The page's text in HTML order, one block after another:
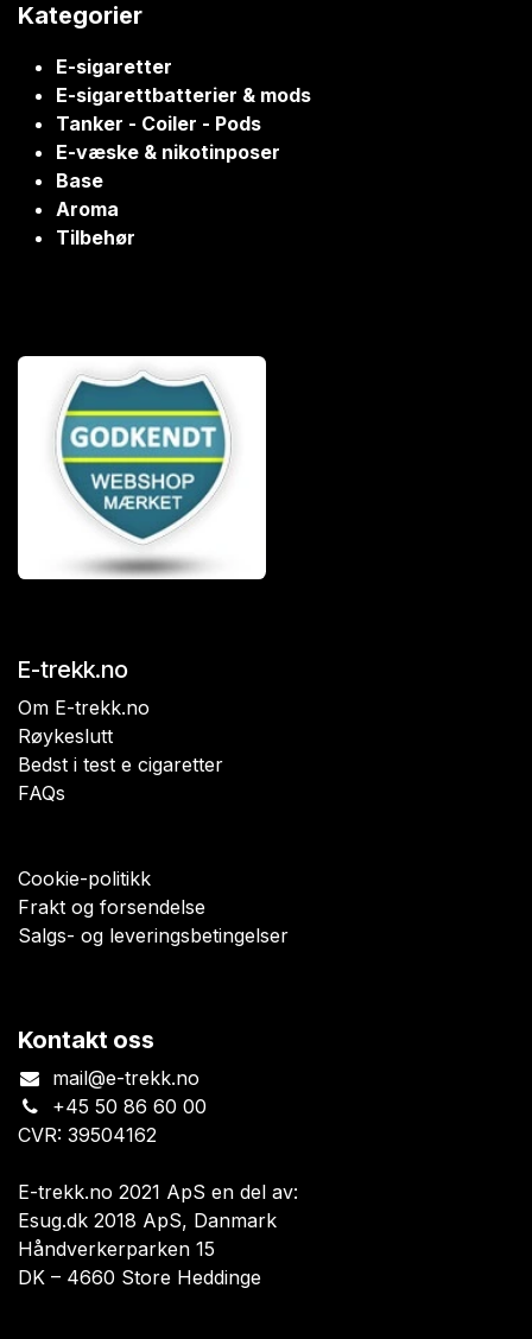
Kategorier
E-sigaretter
E-sigarettbatterier & mods
Tanker - Coiler - Pods
E-væske & nikotinposer
Base
Aroma
Tilbehør
E-trekk.no
Om E-trekk.no
Røykeslutt
Bedst i test e cigaretter
FAQs
Cookie-politikk
Frakt og forsendelse
Salgs- og leveringsbetingelser
Kontakt oss
mail@e-trekk.no
+45 50 86 60 00
CVR: 39504162
E-trekk.no 2021 ApS en del av:
Esug.dk 2018 ApS, Danmark
Håndverkerparken 15
DK – 4660 Store Heddinge